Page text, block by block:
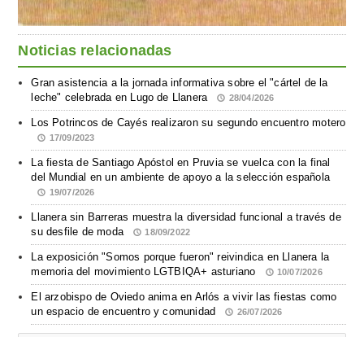
Noticias relacionadas
Gran asistencia a la jornada informativa sobre el "cártel de la
leche" celebrada en Lugo de Llanera
28/04/2026
Los Potrincos de Cayés realizaron su segundo encuentro motero
17/09/2023
La fiesta de Santiago Apóstol en Pruvia se vuelca con la final
del Mundial en un ambiente de apoyo a la selección española
19/07/2026
Llanera sin Barreras muestra la diversidad funcional a través de
su desfile de moda
18/09/2022
La exposición "Somos porque fueron" reivindica en Llanera la
memoria del movimiento LGTBIQA+ asturiano
10/07/2026
El arzobispo de Oviedo anima en Arlós a vivir las fiestas como
un espacio de encuentro y comunidad
26/07/2026